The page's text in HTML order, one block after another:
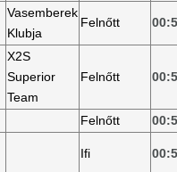
Vasemberek
Klubja
Felnőtt
X2S
Superior
Team
Felnőtt
Felnőtt
Ifi